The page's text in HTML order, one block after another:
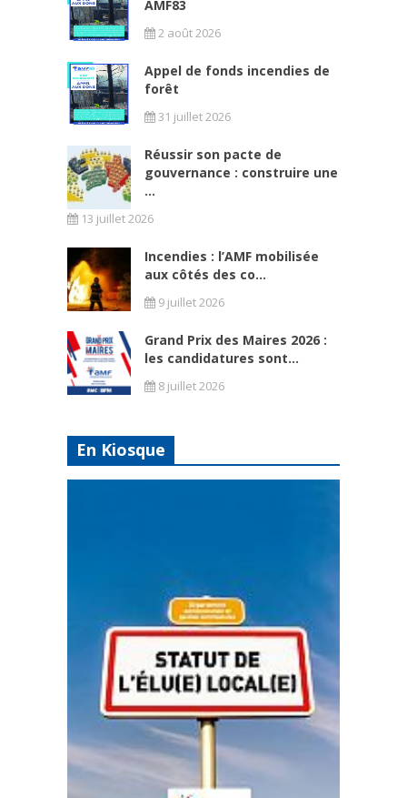
AMF83
2 août 2026
Appel de fonds incendies de
forêt
31 juillet 2026
Réussir son pacte de
gouvernance : construire une
...
13 juillet 2026
Incendies : l’AMF mobilisée
aux côtés des co...
9 juillet 2026
Grand Prix des Maires 2026 :
les candidatures sont...
8 juillet 2026
En Kiosque